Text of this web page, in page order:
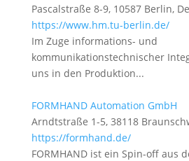
Pascalstraße 8-9, 10587 Berlin,
https://www.hm.tu-berlin.de/
Im Zuge informations- und
kommunikationstechnischer
uns in den Produktion...
FORMHAND Automation GmbH
Arndtstraße 1-5, 38118
https://formhand.de/
FORMHAND ist ein Spin-off aus